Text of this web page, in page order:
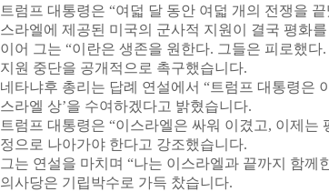
트럼프 대통령은 “여덟 달 동안 여덟 개의 전쟁을
스라엘에 제공된 미국의 군사적 지원이 결국 평화
이어 그는 “이란은 생존을 원한다. 그들은 피로했
지원 중단을 공개적으로 촉구했습니다.
네타냐후 총리는 답례 연설에서 “트럼프 대통령은
스라엘 상’을 수여하겠다고 밝혔습니다.
트럼프 대통령은 “이스라엘은 싸워 이겼고, 이제
정으로 나아가야 한다고 강조했습니다.
그는 연설을 마치며 “나는 이스라엘과 끝까지 함
의사당은 기립박수로 가득 찼습니다.